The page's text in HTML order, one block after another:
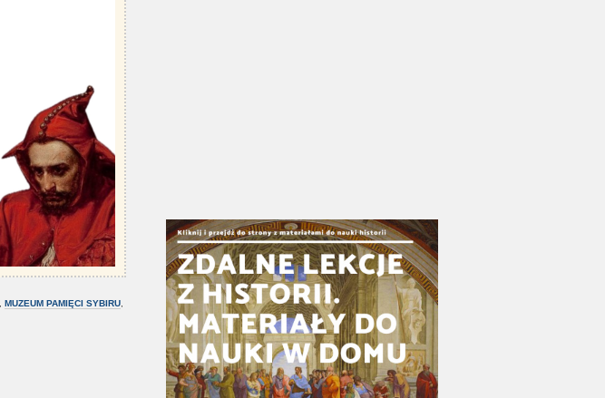
MUZEUM PAMIĘCI SYBIRU,